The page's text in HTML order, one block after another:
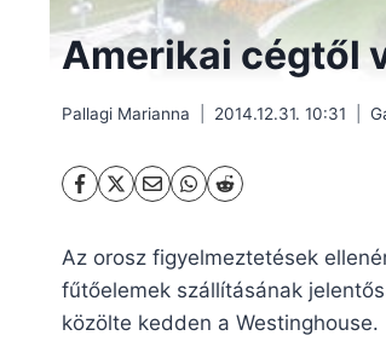
Amerikai cégtől
Pallagi Marianna 2014.12.31. 10:31
Az orosz figyelmeztetések
fűtőelemek szállításának
közölte kedden a Westinghouse.